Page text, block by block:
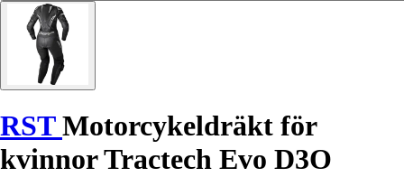
RSTMotorcykeldräkt för
kvinnor Tractech Evo D3O